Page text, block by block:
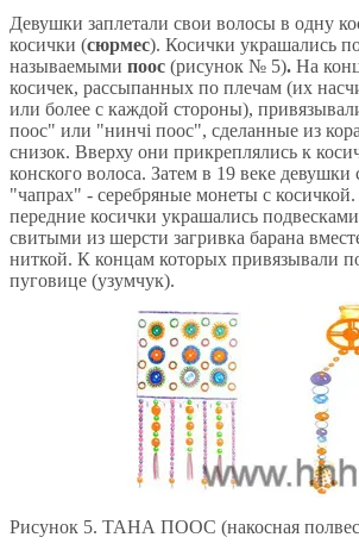
Девушки заплетали свои волосы в одну
косички (сюрмес). Косички украшались
называемыми поос (рисунок № 5). На
косичек, рассыпанных по плечам (их
или более с каждой стороны),
поос" или "нинчi поос", сделанные из
снизок. Вверху они прикреплялись к
конского волоса. Затем в 19 веке девушки
"чапрах" - серебряные монеты с
передние косички украшались
свитыми из шерсти загривка барана
ниткой. К концам которых привязывали
пуговице (узумчук).
Рисунок 5. ТАНА ПООС (накосная